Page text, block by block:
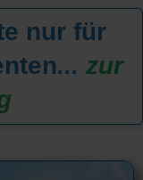
nur für
... zur